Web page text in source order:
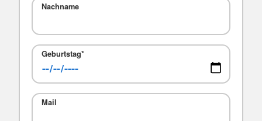
Nachname
Geburtstag*
Mail